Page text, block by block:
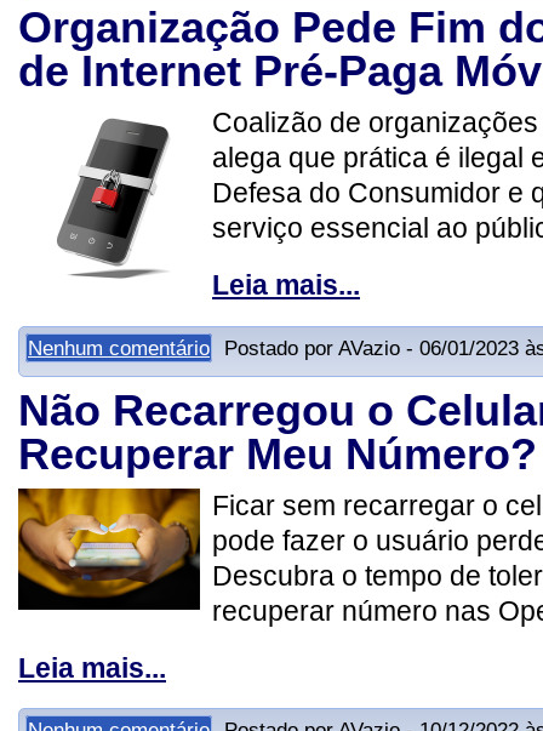
Organização Pede Fim
de Internet Pré-Paga
Coalizão de
alega que prática é ilegal
Defesa do Consumidor e
serviço essencial ao
Leia mais...
Nenhum comentário Postado por AVazio - 06/01/2023
Não Recarregou o
Recuperar Meu Número?
Ficar sem recarregar o
pode fazer o usuário
Descubra o tempo de
recuperar número nas
Leia mais...